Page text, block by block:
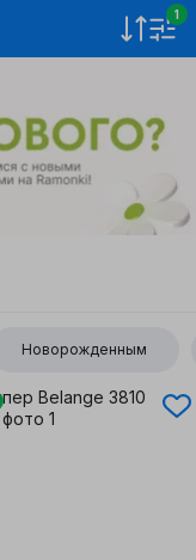
1
Новорожденным